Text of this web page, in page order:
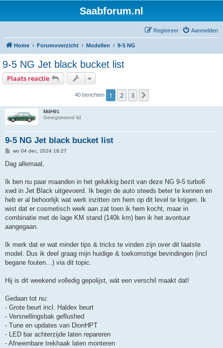
Saabforum.nl
Aanmelden
Registreer
Home Forumoverzicht Modellen 9-5 NG
9-5 NG Jet black bucket list
Plaats reactie
40 berichten 1 2 3
MdH91
Geregistreerd lid
9-5 NG Jet black bucket list
B
r
h
wo 04 dec, 2024 16:27
Dag allemaal,
Ik ben nu paar maanden in het gelukkig bezit van deze NG 9-5 turbo6
xwd in Jet Black uitgevoerd. Ik begin de auto steeds beter te kennen en
heb er al behoorlijk wat werk inzitten om hem op dit level te krijgen. Ik
wist dat er cosmetisch werk aan zat toen ik hem kocht, maar in
combinatie met de lage KM stand (140k km) ben ik het avontuur
aangegaan.
Ik merk dat er wat minder tips & tricks te vinden zijn over dit laatste
model. Dus ik deel graag mijn huidige & toekomstige bevindingen (incl
begane fouten…) via dit topic.
Hij is dit weekend volledig gepolijst, wát een verschil maakt dat!
Gedaan tot nu:
- Grote beurt incl. Haldex beurt
- Versnellingsbak geflushed
- Tune en updates van DionHPT
- LED bar achterzijde laten repareren
- Afneembare trekhaak laten monteren